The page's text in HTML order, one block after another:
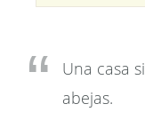
Una casa
abejas.